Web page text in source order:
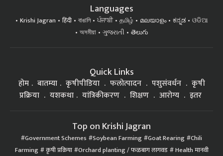
Languages
Krishi Jagran हिंदी বাঙালি ਪੰਜਾਬੀ தமிழ் മലയാളം ಕನ್ನಡ
ଓଡିଆ
অসমীয়া
ગુજરાતી తెలుగు
Quick Links
होम बातम्या कृषीपीडिया फलोत्पादन पशुसंवर्धन
कृषी
प्रक्रिया
यशकथा यांत्रिकीकरण शिक्षण आरोग्य इतर
Top on Krishi Jagran
Government Schemes Soybean Farming Goat Rearing Chili
Farming कृषी प्रक्रिया Orchard planting / फळबाग लागवड Health मानवी